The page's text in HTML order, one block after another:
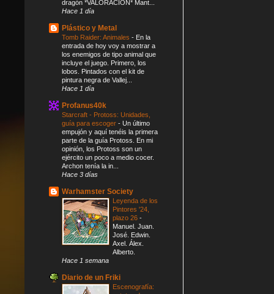
dragón *VALORACIÓN* Mant...
Hace 1 día
Plástico y Metal
Tomb Raider: Animales - En la
entrada de hoy voy a mostrar a
los enemigos de tipo animal que
incluye el juego. Primero, los
lobos. Pintados con el kit de
pintura negra de Vallej...
Hace 1 día
Profanus40k
Starcraft - Protoss: Unidades,
guía para escoger - Un último
empujón y aquí tenéis la primera
parte de la guía Protoss. En mi
opinión, los Protoss son un
ejército un poco a medio cocer.
Archon tenía la in...
Hace 3 días
Warhamster Society
Leyenda de los
Pintores '24,
plazo 26 -
Manuel. Juan.
José. Edwin.
Axel. Álex.
Alberto.
Hace 1 semana
Diario de un Friki
Escenografía: